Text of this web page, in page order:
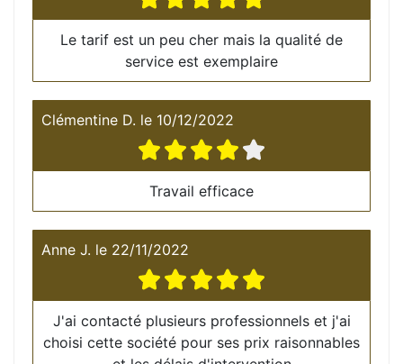
Le tarif est un peu cher mais la qualité de
service est exemplaire
Clémentine D. le 10/12/2022
Travail efficace
Anne J. le 22/11/2022
J'ai contacté plusieurs professionnels et j'ai
choisi cette société pour ses prix raisonnables